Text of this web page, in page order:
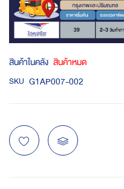
สินค้าในคลัง สินค้าหมด
SKU G1AP007-002